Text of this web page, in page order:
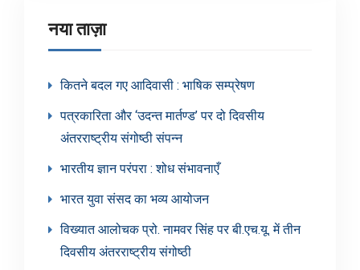
नया ताज़ा
कितने बदल गए आदिवासी : भाषिक सम्प्रेषण
पत्रकारिता और ‘उदन्त मार्तण्ड’ पर दो दिवसीय
अंतरराष्ट्रीय संगोष्ठी संपन्न
भारतीय ज्ञान परंपरा : शोध संभावनाएँ
भारत युवा संसद का भव्य आयोजन
विख्यात आलोचक प्रो. नामवर सिंह पर बी.एच.यू. में तीन
दिवसीय अंतरराष्ट्रीय संगोष्ठी